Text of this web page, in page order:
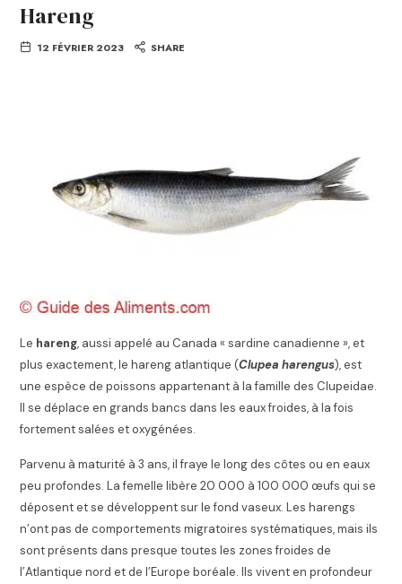
Hareng
12 FÉVRIER 2023 SHARE
Le hareng, aussi appelé au Canada « sardine canadienne », et
plus exactement, le hareng atlantique (Clupea harengus), est
une espèce de poissons appartenant à la famille des Clupeidae.
Il se déplace en grands bancs dans les eaux froides, à la fois
fortement salées et oxygénées.
Parvenu à maturité à 3 ans, il fraye le long des côtes ou en eaux
peu profondes. La femelle libère 20 000 à 100 000 œufs qui se
déposent et se développent sur le fond vaseux. Les harengs
n’ont pas de comportements migratoires systématiques, mais ils
sont présents dans presque toutes les zones froides de
l’Atlantique nord et de l’Europe boréale. Ils vivent en profondeur